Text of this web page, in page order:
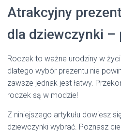
Atrakcyjny
dla dziewczynki –
Roczek to ważne urodziny w
dlatego wybór prezentu nie
zawsze jednak jest łatwy.
roczek są w modzie!
Z niniejszego artykułu dowiesz
dziewczynki wybrać. Poznasz